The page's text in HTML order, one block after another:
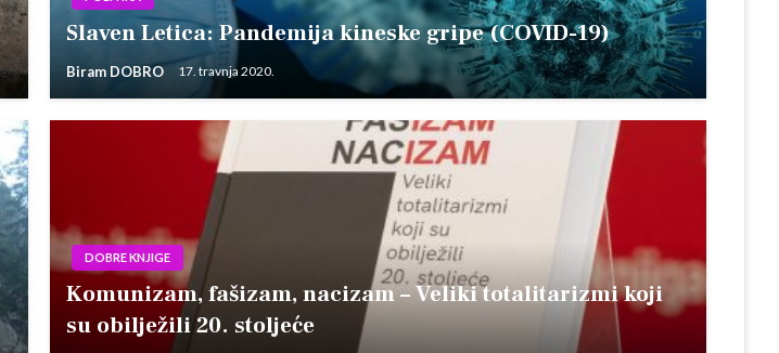
Slaven Letica: Pandemija kineske gripe (COVID-19)
Biram DOBRO 17. travnja 2020.
DOBRE KNJIGE
Komunizam, fašizam, nacizam – Veliki totalitarizmi koji
su obilježili 20. stoljeće